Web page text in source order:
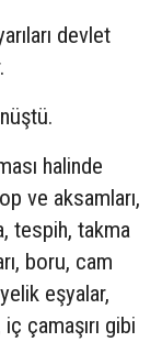
devlet
halinde
ve aksamları,
tespih, takma
boru, cam
eşyalar,
çamaşırı gibi